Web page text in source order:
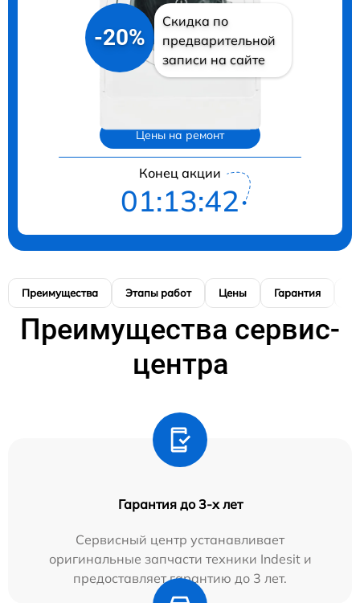
-20%
Скидка по
предварительной
записи на сайте
Цены на ремонт
Конец акции
01:13:40
Преимущества Этапы работ Цены Гарантия
Преимущества сервис-
центра
Гарантия до 3-х лет
Сервисный центр устанавливает
оригинальные запчасти техники Indesit и
предоставляет гарантию до 3 лет.